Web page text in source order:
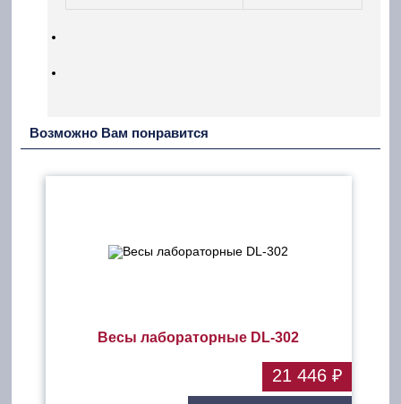
Возможно Вам понравится
Весы лабораторные DL-302
21 446 ₽